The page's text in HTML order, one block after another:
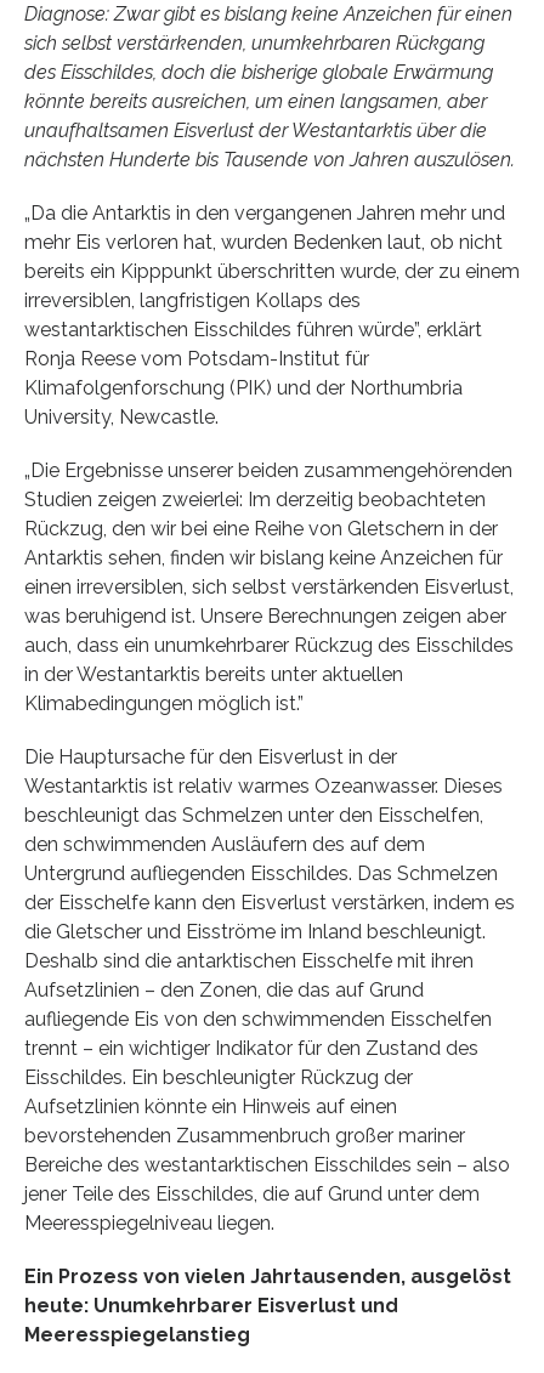
Diagnose: Zwar gibt es bislang keine Anzeichen für einen
sich selbst verstärkenden, unumkehrbaren Rückgang
des Eisschildes, doch die bisherige globale Erwärmung
könnte bereits ausreichen, um einen langsamen, aber
unaufhaltsamen Eisverlust der Westantarktis über die
nächsten Hunderte bis Tausende von Jahren auszulösen.
„Da die Antarktis in den vergangenen Jahren mehr und
mehr Eis verloren hat, wurden Bedenken laut, ob nicht
bereits ein Kipppunkt überschritten wurde, der zu einem
irreversiblen, langfristigen Kollaps des
westantarktischen Eisschildes führen würde”, erklärt
Ronja Reese vom Potsdam-Institut für
Klimafolgenforschung (PIK) und der Northumbria
University, Newcastle.
„Die Ergebnisse unserer beiden zusammengehörenden
Studien zeigen zweierlei: Im derzeitig beobachteten
Rückzug, den wir bei eine Reihe von Gletschern in der
Antarktis sehen, finden wir bislang keine Anzeichen für
einen irreversiblen, sich selbst verstärkenden Eisverlust,
was beruhigend ist. Unsere Berechnungen zeigen aber
auch, dass ein unumkehrbarer Rückzug des Eisschildes
in der Westantarktis bereits unter aktuellen
Klimabedingungen möglich ist.”
Die Hauptursache für den Eisverlust in der
Westantarktis ist relativ warmes Ozeanwasser. Dieses
beschleunigt das Schmelzen unter den Eisschelfen,
den schwimmenden Ausläufern des auf dem
Untergrund aufliegenden Eisschildes. Das Schmelzen
der Eisschelfe kann den Eisverlust verstärken, indem es
die Gletscher und Eisströme im Inland beschleunigt.
Deshalb sind die antarktischen Eisschelfe mit ihren
Aufsetzlinien – den Zonen, die das auf Grund
aufliegende Eis von den schwimmenden Eisschelfen
trennt – ein wichtiger Indikator für den Zustand des
Eisschildes. Ein beschleunigter Rückzug der
Aufsetzlinien könnte ein Hinweis auf einen
bevorstehenden Zusammenbruch großer mariner
Bereiche des westantarktischen Eisschildes sein – also
jener Teile des Eisschildes, die auf Grund unter dem
Meeresspiegelniveau liegen.
Ein Prozess von vielen Jahrtausenden, ausgelöst
heute: Unumkehrbarer Eisverlust und
Meeresspiegelanstieg